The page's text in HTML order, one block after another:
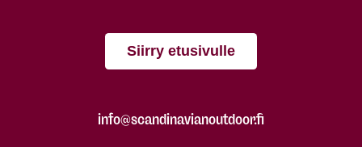
Siirry etusivulle
info@scandinavianoutdoor.fi